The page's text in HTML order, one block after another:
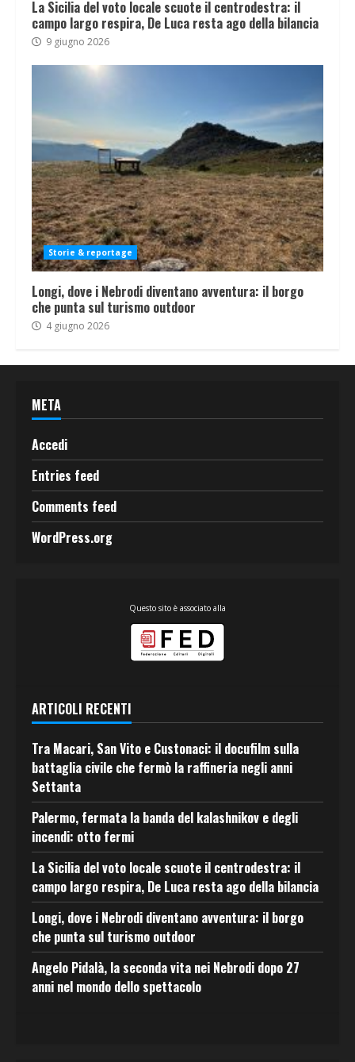
La Sicilia del voto locale scuote il centrodestra: il
campo largo respira, De Luca resta ago della bilancia
9 giugno 2026
Storie & reportage
Longi, dove i Nebrodi diventano avventura: il borgo
che punta sul turismo outdoor
4 giugno 2026
META
Accedi
Entries feed
Comments feed
WordPress.org
Questo sito è associato alla
ARTICOLI RECENTI
Tra Macari, San Vito e Custonaci: il docufilm sulla
battaglia civile che fermò la raffineria negli anni
Settanta
Palermo, fermata la banda del kalashnikov e degli
incendi: otto fermi
La Sicilia del voto locale scuote il centrodestra: il
campo largo respira, De Luca resta ago della bilancia
Longi, dove i Nebrodi diventano avventura: il borgo
che punta sul turismo outdoor
Angelo Pidalà, la seconda vita nei Nebrodi dopo 27
anni nel mondo dello spettacolo